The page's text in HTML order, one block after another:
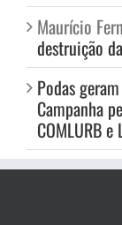
Maurício
destruição
Podas
Campanha
COMLURB